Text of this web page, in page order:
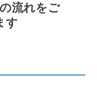
流れをご
す